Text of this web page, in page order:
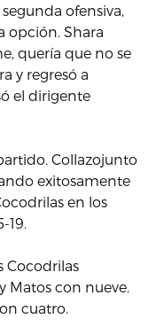
ofensiva,
opción. Shara
quería que no se
y regresó a
el dirigente
Collazojunto
exitosamente
en los
19.
Cocodrilas
Matos con nueve.
cuatro.